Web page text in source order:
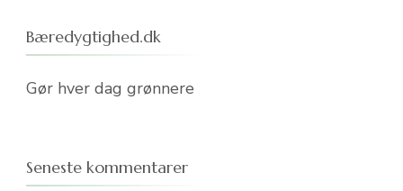
Bæredygtighed.dk
Gør hver dag grønnere
Seneste kommentarer